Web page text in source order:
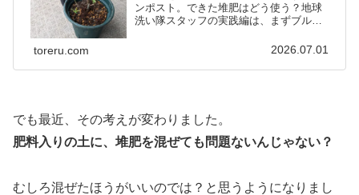
ンポスト。できた堆肥はどう使う？地球
洗い隊スタッフの実践編は、まずブルー
toreru.com 2026.07.01
でも最近、その考えが変わりました。
肥料入りの土に、堆肥を混ぜても問題ないんじゃない？
むしろ混ぜたほうがいいのでは？と思うようになりまし